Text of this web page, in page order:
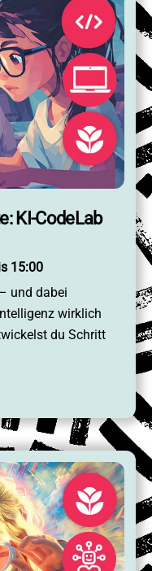
KI-CodeLab
15:00
und dabei
wirklich
du Schritt